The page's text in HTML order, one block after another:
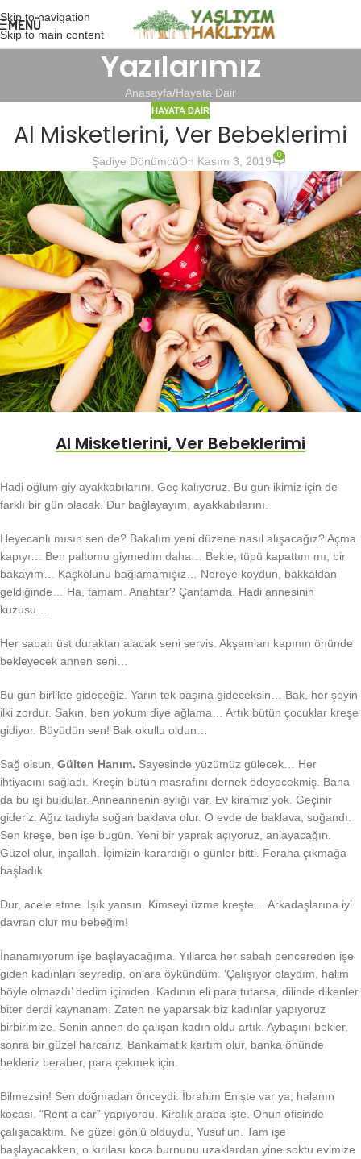
Skip to navigation
Skip to main content
MENÜ
Yazılarımız
Anasayfa Hayata Dair
HAYATA DAIR
Al Misketlerini, Ver Bebeklerimi
Şadiye DönümcüOn Kasım 3, 2019 0
Al Misketlerini, Ver Bebeklerimi
Hadi oğlum giy ayakkabılarını. Geç kalıyoruz. Bu gün ikimiz için de
farklı bir gün olacak. Dur bağlayayım, ayakkabılarını.
Heyecanlı mısın sen de? Bakalım yeni düzene nasıl alışacağız? Açma
kapıyı… Ben paltomu giymedim daha… Bekle, tüpü kapattım mı, bir
bakayım… Kaşkolunu bağlamamışız… Nereye koydun, bakkaldan
geldiğinde… Ha, tamam. Anahtar? Çantamda. Hadi annesinin
kuzusu…
Her sabah üst duraktan alacak seni servis. Akşamları kapının önünde
bekleyecek annen seni…
Bu gün birlikte gideceğiz. Yarın tek başına gideceksin… Bak, her şeyin
ilki zordur. Sakın, ben yokum diye ağlama… Artık bütün çocuklar kreşe
gidiyor. Büyüdün sen! Bak okullu oldun…
Sağ olsun, Gülten Hanım. Sayesinde yüzümüz gülecek… Her
ihtiyacını sağladı. Kreşin bütün masrafını dernek ödeyecekmiş. Bana
da bu işi buldular. Anneannenin aylığı var. Ev kiramız yok. Geçinir
gideriz. Ağız tadıyla soğan baklava olur. O evde de baklava, soğandı.
Sen kreşe, ben işe bugün. Yeni bir yaprak açıyoruz, anlayacağın.
Güzel olur, inşallah. İçimizin karardığı o günler bitti. Feraha çıkmağa
başladık.
Dur, acele etme. Işık yansın. Kimseyi üzme kreşte… Arkadaşlarına iyi
davran olur mu bebeğim!
İnanamıyorum işe başlayacağıma. Yıllarca her sabah pencereden işe
giden kadınları seyredip, onlara öykündüm. ‘Çalışıyor olaydım, halim
böyle olmazdı’ dedim içimden. Kadının eli para tutarsa, dilinde dikenler
biter derdi kaynanam. Zaten ne yaparsak biz kadınlar yapıyoruz
birbirimize. Senin annen de çalışan kadın oldu artık. Aybaşını bekler,
sonra bir güzel harcarız. Bankamatik kartım olur, banka önünde
bekleriz beraber, para çekmek için.
Bilmezsin! Sen doğmadan önceydi. İbrahim Enişte var ya; halanın
kocası. “Rent a car” yapıyordu. Kiralık araba işte. Onun ofisinde
çalışacaktım. Ne güzel gönlü olduydu, Yusuf’un. Tam işe
başlayacakken, o kırılası koca burnunu uzaklardan yine soktu evimize